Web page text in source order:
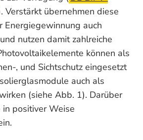
Verstärkt übernehmen diese
Energiegewinnung auch
nutzen damit zahlreiche
können als
, und Sichtschutz eingesetzt
auch als
(siehe Abb. 1). Darüber
in positiver Weise